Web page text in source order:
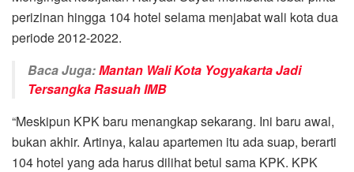
perizinan hingga 104 hotel selama menjabat wali kota dua
periode 2012-2022.
Baca Juga:Mantan Wali Kota Yogyakarta Jadi
Tersangka Rasuah IMB
“Meskipun KPK baru menangkap sekarang. Ini baru awal,
bukan akhir. Artinya, kalau apartemen itu ada suap, berarti
104 hotel yang ada harus dilihat betul sama KPK. KPK